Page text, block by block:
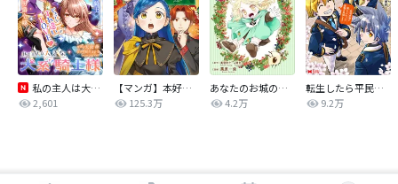
私の主人は大きな犬系騎士様
2,601
【マンガ】本好きの下剋上 第四部
125.3万
あなたのお城の小人さん ～御飯下さい、働きますっ～（コミック）【分冊版】
4.2万
転生したら平民でした。～生活水準に耐えられないので貴族を目指します～（コミック）
9.2万